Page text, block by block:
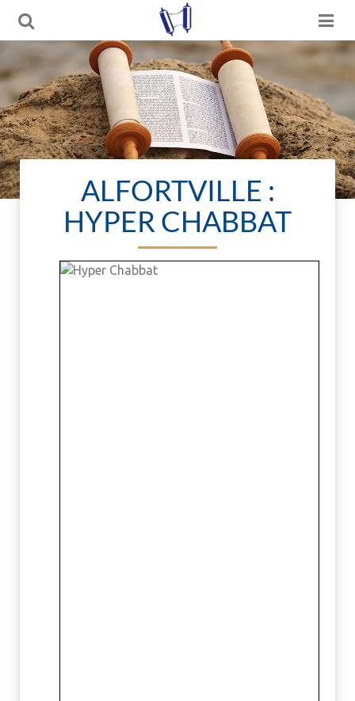
ALFORTVILLE :
HYPER CHABBAT